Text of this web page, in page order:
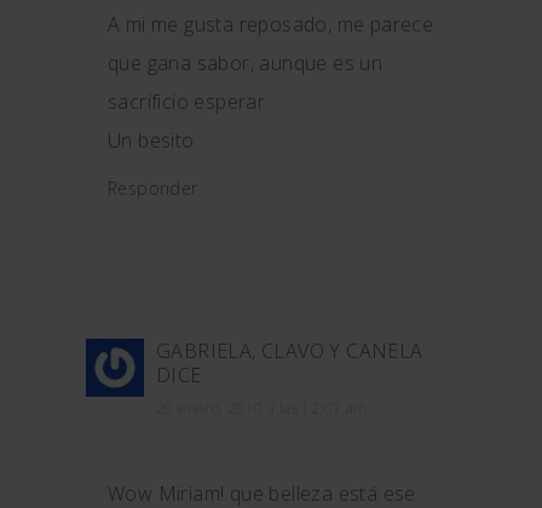
A mi me gusta reposado, me parece
que gana sabor, aunque es un
sacrificio esperar.
Un besito
Responder
GABRIELA, CLAVO Y CANELA
DICE
Wow Miriam! que belleza está ese